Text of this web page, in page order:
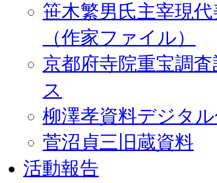
笹木繁男氏主宰現
（作家ファイル）
京都府寺院重宝調
ス
柳澤孝資料デジタ
菅沼貞三旧蔵資料
活動報告